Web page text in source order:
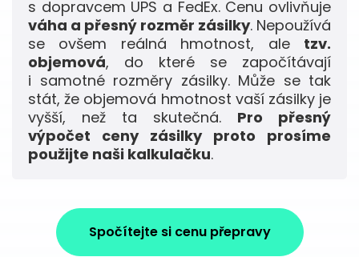
s dopravcem UPS a FedEx. Cenu ovlivňuje
váha a přesný rozměr zásilky. Nepoužívá
se ovšem reálná hmotnost, ale tzv.
objemová, do které se započítávají
i samotné rozměry zásilky. Může se tak
stát, že objemová hmotnost vaší zásilky je
vyšší, než ta skutečná. Pro přesný
výpočet ceny zásilky proto prosíme
použijte naši kalkulačku.
Spočítejte si cenu přepravy